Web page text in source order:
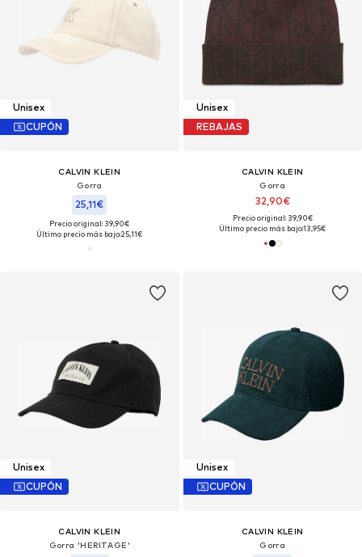
Unisex
CUPÓN
CALVIN KLEIN
Gorra
25,11€
Precio original: 39,90€
Último precio más bajo:25,11€
Unisex
REBAJAS
CALVIN KLEIN
Gorra
32,90€
Precio original: 39,90€
Último precio más bajo:13,95€
Unisex
CUPÓN
CALVIN KLEIN
Gorra 'HERITAGE'
Unisex
CUPÓN
CALVIN KLEIN
Gorra